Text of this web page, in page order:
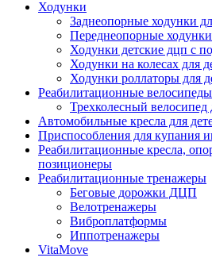
Ходунки
Заднеопорные ходунки
Переднеопорные
Ходунки детские дцп с
Ходунки на колесах для
Ходунки роллаторы для
Реабилитационные велосипеды
Трехколесный
Автомобильные кресла для
Приспособления для купания
Реабилитационные кресла,
позиционеры
Реабилитационные тренажеры
Беговые дорожки ДЦП
Велотренажеры
Виброплатформы
Иппотренажеры
VitaMove